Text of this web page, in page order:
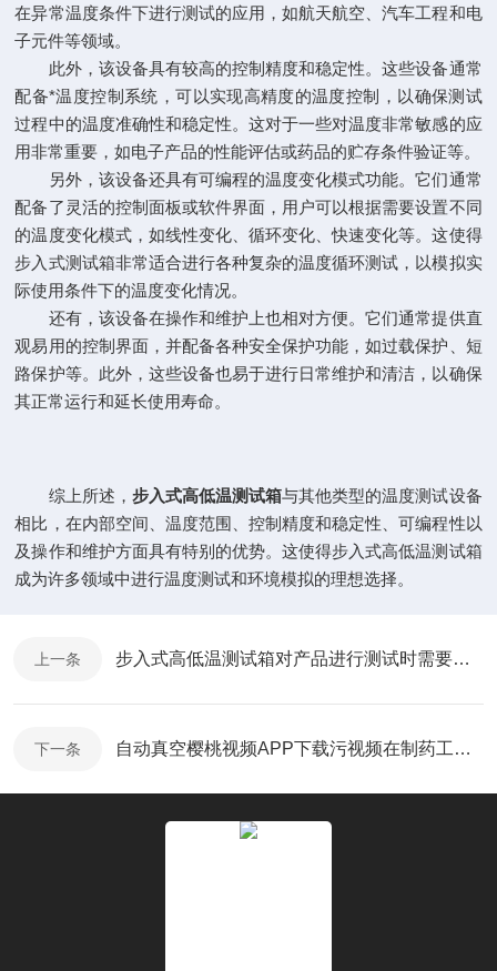
在异常温度条件下进行测试的应用，如航天航空、汽车工程和电
子元件等领域。
此外，该设备具有较高的控制精度和稳定性。这些设备通常
配备*温度控制系统，可以实现高精度的温度控制，以确保测试
过程中的温度准确性和稳定性。这对于一些对温度非常敏感的应
用非常重要，如电子产品的性能评估或药品的贮存条件验证等。
另外，该设备还具有可编程的温度变化模式功能。它们通常
配备了灵活的控制面板或软件界面，用户可以根据需要设置不同
的温度变化模式，如线性变化、循环变化、快速变化等。这使得
步入式测试箱非常适合进行各种复杂的温度循环测试，以模拟实
际使用条件下的温度变化情况。
还有，该设备在操作和维护上也相对方便。它们通常提供直
观易用的控制界面，并配备各种安全保护功能，如过载保护、短
路保护等。此外，这些设备也易于进行日常维护和清洁，以确保
其正常运行和延长使用寿命。
综上所述， 步入式高低温测试箱与其他类型的温度测试设备
相比，在内部空间、温度范围、控制精度和稳定性、可编程性以
及操作和维护方面具有特别的优势。这使得步入式高低温测试箱
成为许多领域中进行温度测试和环境模拟的理想选择。
上一条 步入式高低温测试箱对产品进行测试时需要注意哪些因素？
下一条 自动真空樱桃视频APP下载污视频在制药工业中的应用优势和效果